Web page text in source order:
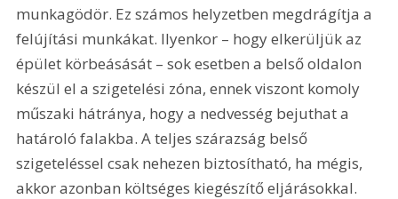
munkagödör. Ez számos helyzetben megdrágítja a
felújítási munkákat. Ilyenkor – hogy elkerüljük az
épület körbeásását – sok esetben a belső oldalon
készül el a szigetelési zóna, ennek viszont komoly
műszaki hátránya, hogy a nedvesség bejuthat a
határoló falakba. A teljes szárazság belső
szigeteléssel csak nehezen biztosítható, ha mégis,
akkor azonban költséges kiegészítő eljárásokkal.